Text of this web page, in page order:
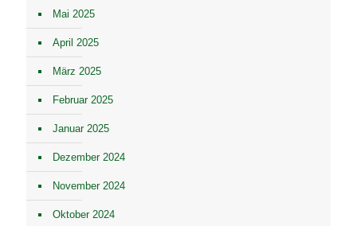
Mai 2025
April 2025
März 2025
Februar 2025
Januar 2025
Dezember 2024
November 2024
Oktober 2024